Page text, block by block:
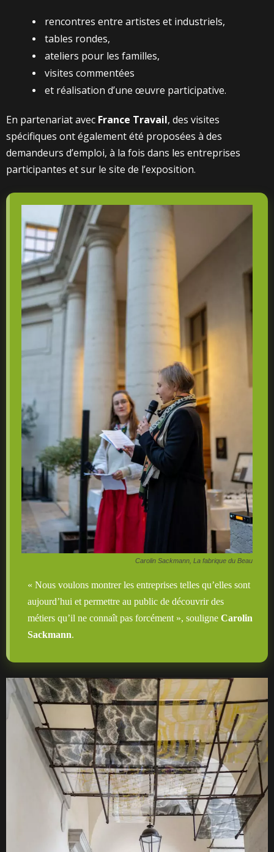
rencontres entre artistes et industriels,
tables rondes,
ateliers pour les familles,
visites commentées
et réalisation d’une œuvre participative.
En partenariat avec France Travail, des visites
spécifiques ont également été proposées à des
demandeurs d’emploi, à la fois dans les entreprises
participantes et sur le site de l’exposition.
Carolin Sackmann, La fabrique du Beau
« Nous voulons montrer les entreprises telles qu’elles sont
aujourd’hui et permettre au public de découvrir des
métiers qu’il ne connaît pas forcément », souligne Carolin
Sackmann.